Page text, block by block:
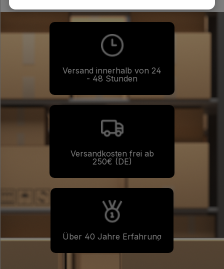
Versand innerhalb von 24
- 48 Stunden
Versandkosten frei ab
250€ (DE)
Über 40 Jahre Erfahrung